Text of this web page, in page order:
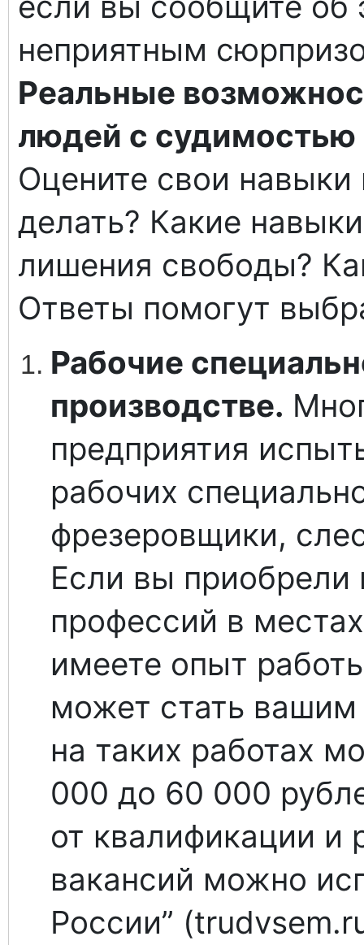
неприятным
Реальные
людей с судимостью
Оцените свои
делать? Какие
лишения свободы?
Ответы помогут
Рабочие
производстве.
предприятия
рабочих
фрезеровщики,
Если вы приобрели
профессий в
имеете опыт
может стать
на таких работах
000 до 60 000
от квалификации и
вакансий можно
России”